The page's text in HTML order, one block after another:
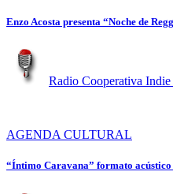
Enzo Acosta presenta “Noche de
Radio Cooperativa
AGENDA CULTURAL
“Íntimo Caravana” formato acústico